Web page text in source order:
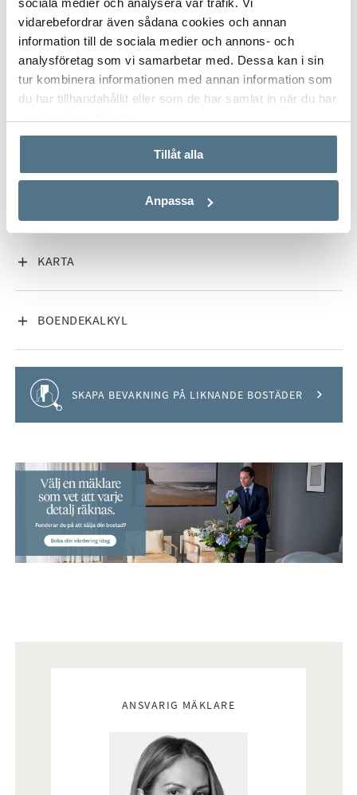
sociala medier och analysera vår trafik. Vi
vidarebefordrar även sådana cookies och annan
information till de sociala medier och annons- och
analysföretag som vi samarbetar med. Dessa kan i sin
tur kombinera informationen med annan information som
du har tillhandahållit eller som de har samlat in när du har
Tillåt alla
Anpassa
Läget är svårt att slå, lugnt men ändå mitt i Huddinge
centrum. På några minuter når du butiker, restauranger,
skolor, pendeltåg och grönområden. Perfekt för dig som vill
ha närhet till allt, men ändå kunna komma hem till lugnet.
PLANRITNING
VISA INNEHÅLL
VISA INNEHÅLL
OM CENTRALA HUDDINGE
KARTA
VISA INNEHÅLL
BOENDEKALKYL
VISA INNEHÅLL
Håll koll på detta objekt
SKAPA BEVAKNING PÅ LIKNANDE BOSTÄDER
ANSVARIG MÄKLARE